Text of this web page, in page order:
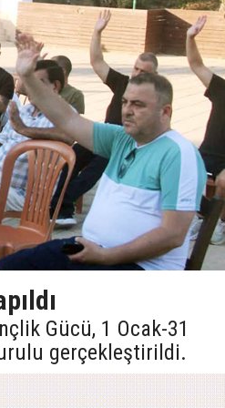
Gücü, 1 Ocak-31
gerçekleştirildi.